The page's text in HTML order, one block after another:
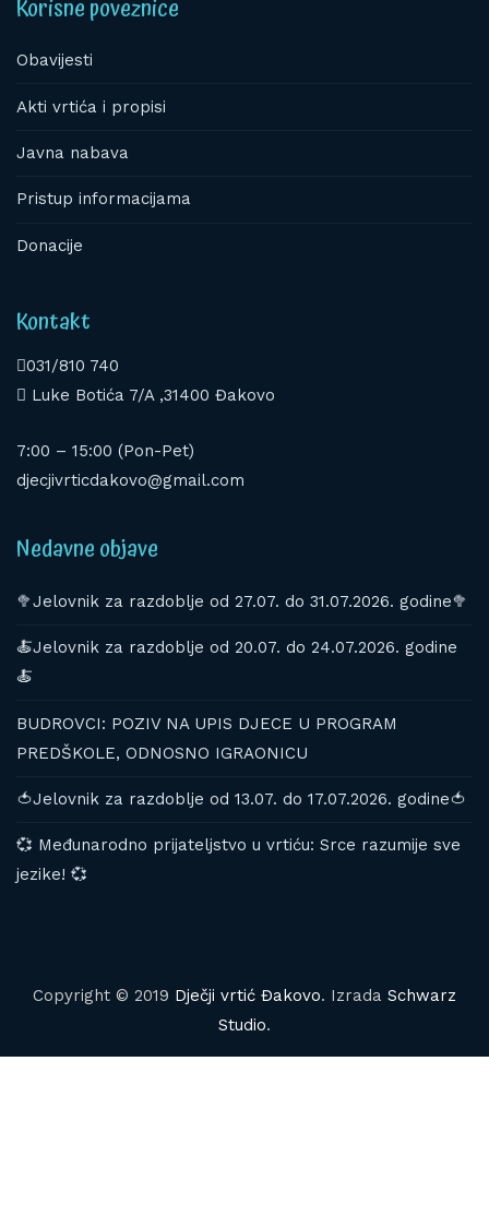
Korisne poveznice
Obavijesti
Akti vrtića i propisi
Javna nabava
Pristup informacijama
Donacije
Kontakt
031/810 740
Luke Botića 7/A ,31400 Đakovo
7:00 – 15:00 (Pon-Pet)
djecjivrticdakovo@gmail.com
Nedavne objave
🥦Jelovnik za razdoblje od 27.07. do 31.07.2026. godine🥦
🍝Jelovnik za razdoblje od 20.07. do 24.07.2026. godine
🍝
BUDROVCI: POZIV NA UPIS DJECE U PROGRAM
PREDŠKOLE, ODNOSNO IGRAONICU
🍅Jelovnik za razdoblje od 13.07. do 17.07.2026. godine🍅
💞 Međunarodno prijateljstvo u vrtiću: Srce razumije sve
jezike! 💞
Copyright © 2019 Dječji vrtić Đakovo. Izrada Schwarz
Studio.